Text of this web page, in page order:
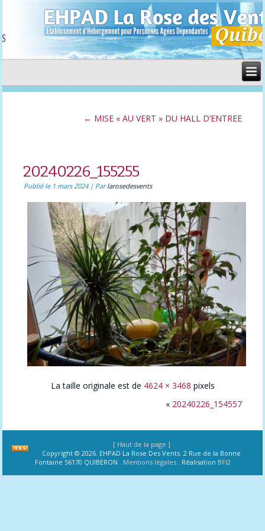
← MISE « AU VERT » DU HALL D’ENTREE
20240226_155255
Publié le 1 mars 2024| Par larosedesvents
La taille originale est de 4624 × 3468 pixels
« 20240226_154557
[ Haut de la page ]
Copyright © 2026. EHPAD La Rose Des Vents. 2 Rue de la Bonne
Fontaine 56170 QUIBERON . Mentions légales. Réalisation BFI2